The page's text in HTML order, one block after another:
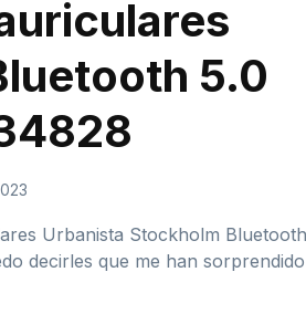
5.0
Urbanista Stockholm
decirles que me han